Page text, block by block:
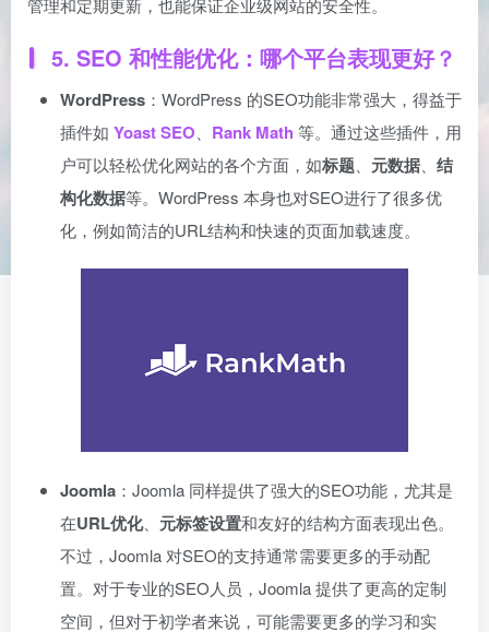
管理和定期更新，也能保证企业级网站的安全性。
5. SEO 和性能优化：哪个平台表现更好？
WordPress ：WordPress 的SEO功能非常强大，得益于
插件如 Yoast SEO Rank Math 等。通过这些插件，用
户可以轻松优化网站的各个方面，如标题 元数据
结
构化数据等。WordPress 本身也对SEO进行了很多优
化，例如简洁的URL结构和快速的页面加载速度。
Joomla ：Joomla 同样提供了强大的SEO功能，尤其是
在URL优化、 元标签设置和友好的结构方面表现出色。
不过，Joomla 对SEO的支持通常需要更多的手动配
置。对于专业的SEO人员，Joomla 提供了更高的定制
空间，但对于初学者来说，可能需要更多的学习和实